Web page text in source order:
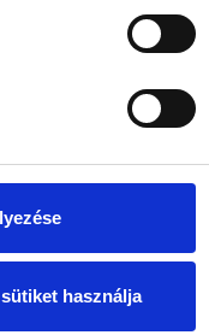
használja